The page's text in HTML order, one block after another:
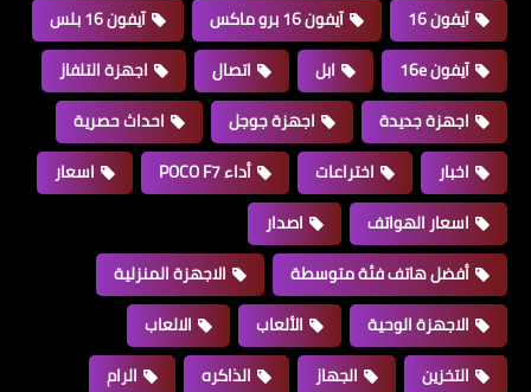
آيفون 16
آيفون 16 برو ماكس
آيفون 16 بلس
آيفون 16e
ابل اتصال
اجهزة التلفاز
اجهزة جديدة
اجهزة جوجل
احداث حصرية
اخبار
اختراعات أداء POCO F7
اسعار
اسعار الهواتف
اصدار
أفضل هاتف فئة متوسطة
الاجهزة المنزلية
الاجهزة الوحية
الألعاب
الالعاب
التخزين
الجهاز الذاكره
الرام